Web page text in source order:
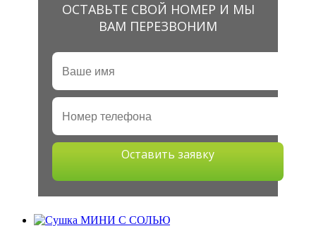
ОСТАВЬТЕ СВОЙ НОМЕР И МЫ
ВАМ ПЕРЕЗВОНИМ
Оставить заявку